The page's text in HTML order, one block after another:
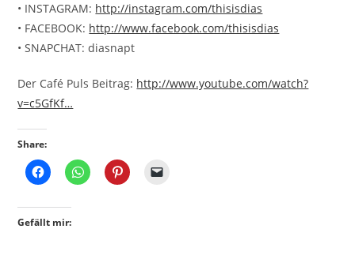
• INSTAGRAM: http://instagram.com/thisisdias
• FACEBOOK: http://www.facebook.com/thisisdias
• SNAPCHAT: diasnapt
Der Café Puls Beitrag: http://www.youtube.com/watch?
v=c5GfKf…
Share:
Gefällt mir: